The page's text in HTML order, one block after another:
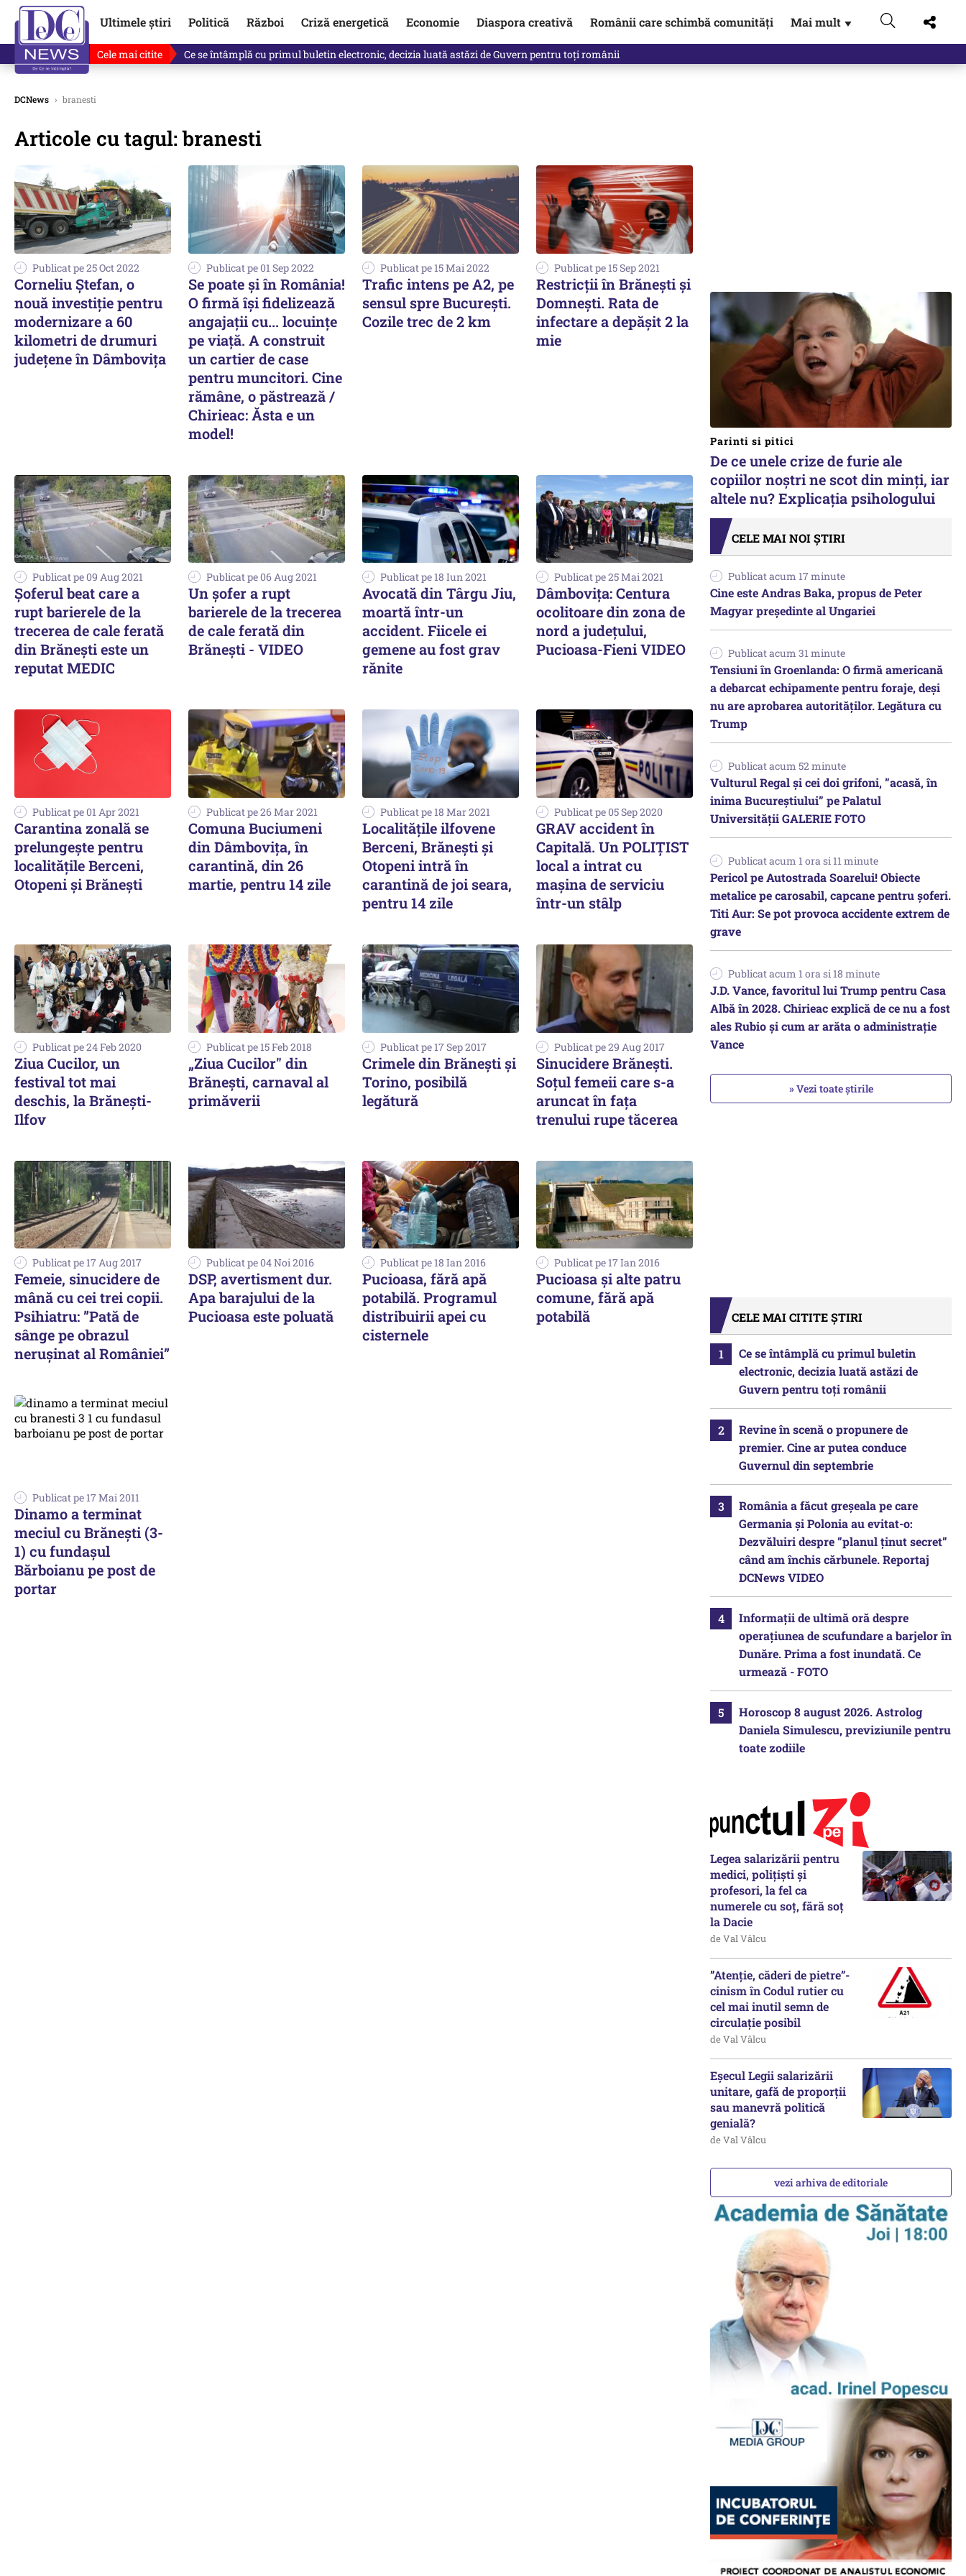
Ultimele știri Politică Război Criză energetică Economie Diaspora creativă Românii care schimbă comunități Mai mult ▼
Cele mai citite Ce se întâmplă cu primul buletin electronic, decizia luată astăzi de Guvern pentru toți românii
DCNews › branesti
Articole cu tagul: branesti
Publicat pe 25 Oct 2022
Corneliu Ștefan, o
nouă investiție pentru
modernizare a 60
kilometri de drumuri
județene în Dâmbovița
Publicat pe 01 Sep 2022
Se poate şi în România!
O firmă îşi fidelizează
angajaţii cu... locuinţe
pe viaţă. A construit
un cartier de case
pentru muncitori. Cine
rămâne, o păstrează /
Chirieac: Ăsta e un
model!
Publicat pe 15 Mai 2022
Trafic intens pe A2, pe
sensul spre București.
Cozile trec de 2 km
Publicat pe 15 Sep 2021
Restricții în Brănești și
Domnești. Rata de
infectare a depășit 2 la
mie
Publicat pe 09 Aug 2021
Șoferul beat care a
rupt barierele de la
trecerea de cale ferată
din Brăneşti este un
reputat MEDIC
Publicat pe 06 Aug 2021
Un şofer a rupt
barierele de la trecerea
de cale ferată din
Brăneşti - VIDEO
Publicat pe 18 Iun 2021
Avocată din Târgu Jiu,
moartă într-un
accident. Fiicele ei
gemene au fost grav
rănite
Publicat pe 25 Mai 2021
Dâmbovița: Centura
ocolitoare din zona de
nord a județului,
Pucioasa-Fieni VIDEO
Publicat pe 01 Apr 2021
Carantina zonală se
prelungeşte pentru
localităţile Berceni,
Otopeni şi Brăneşti
Publicat pe 26 Mar 2021
Comuna Buciumeni
din Dâmbovița, în
carantină, din 26
martie, pentru 14 zile
Publicat pe 18 Mar 2021
Localităţile ilfovene
Berceni, Brăneşti şi
Otopeni intră în
carantină de joi seara,
pentru 14 zile
Publicat pe 05 Sep 2020
GRAV accident în
Capitală. Un POLIȚIST
local a intrat cu
mașina de serviciu
într-un stâlp
Publicat pe 24 Feb 2020
Ziua Cucilor, un
festival tot mai
deschis, la Brănești-
Ilfov
Publicat pe 15 Feb 2018
„Ziua Cucilor" din
Brănești, carnaval al
primăverii
Publicat pe 17 Sep 2017
Crimele din Brănești și
Torino, posibilă
legătură
Publicat pe 29 Aug 2017
Sinucidere Brănești.
Soțul femeii care s-a
aruncat în fața
trenului rupe tăcerea
Publicat pe 17 Aug 2017
Femeie, sinucidere de
mână cu cei trei copii.
Psihiatru: ”Pată de
sânge pe obrazul
nerușinat al României”
Publicat pe 04 Noi 2016
DSP, avertisment dur.
Apa barajului de la
Pucioasa este poluată
Publicat pe 18 Ian 2016
Pucioasa, fără apă
potabilă. Programul
distribuirii apei cu
cisternele
Publicat pe 17 Ian 2016
Pucioasa și alte patru
comune, fără apă
potabilă
Publicat pe 17 Mai 2011
Dinamo a terminat
meciul cu Brăneşti (3-
1) cu fundaşul
Bărboianu pe post de
portar
Parinti si pitici
De ce unele crize de furie ale
copiilor noștri ne scot din minți, iar
altele nu? Explicația psihologului
CELE MAI NOI ȘTIRI
Publicat acum 17 minute
Cine este Andras Baka, propus de Peter
Magyar președinte al Ungariei
Publicat acum 31 minute
Tensiuni în Groenlanda: O firmă americană
a debarcat echipamente pentru foraje, deși
nu are aprobarea autorităților. Legătura cu
Trump
Publicat acum 52 minute
Vulturul Regal și cei doi grifoni, ”acasă, în
inima Bucureștiului” pe Palatul
Universității GALERIE FOTO
Publicat acum 1 ora si 11 minute
Pericol pe Autostrada Soarelui! Obiecte
metalice pe carosabil, capcane pentru șoferi.
Titi Aur: Se pot provoca accidente extrem de
grave
Publicat acum 1 ora si 18 minute
J.D. Vance, favoritul lui Trump pentru Casa
Albă în 2028. Chirieac explică de ce nu a fost
ales Rubio și cum ar arăta o administrație
Vance
» Vezi toate știrile
CELE MAI CITITE ȘTIRI
Ce se întâmplă cu primul buletin
electronic, decizia luată astăzi de
Guvern pentru toți românii
Revine în scenă o propunere de
premier. Cine ar putea conduce
Guvernul din septembrie
România a făcut greșeala pe care
Germania și Polonia au evitat-o:
Dezvăluiri despre ”planul ținut secret”
când am închis cărbunele. Reportaj
DCNews VIDEO
Informații de ultimă oră despre
operațiunea de scufundare a barjelor în
Dunăre. Prima a fost inundată. Ce
urmează - FOTO
Horoscop 8 august 2026. Astrolog
Daniela Simulescu, previziunile pentru
toate zodiile
Legea salarizării pentru
medici, polițiști și
profesori, la fel ca
numerele cu soț, fără soț
la Dacie
de Val Vâlcu
”Atenție, căderi de pietre”-
cinism în Codul rutier cu
cel mai inutil semn de
circulație posibil
de Val Vâlcu
Eșecul Legii salarizării
unitare, gafă de proporții
sau manevră politică
genială?
de Val Vâlcu
vezi arhiva de editoriale